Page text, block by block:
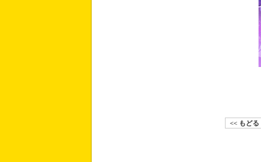
<< もどる